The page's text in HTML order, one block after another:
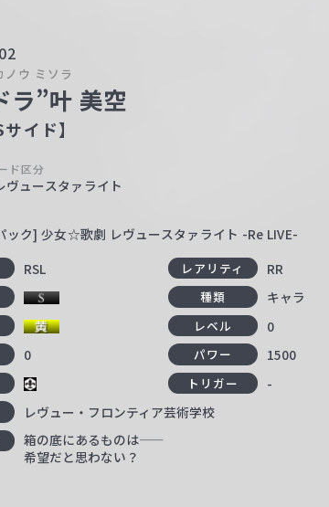
ウ ミソラ
ラ”叶 美空
イド】
ド区分
ュースタァライト
ック] 少女☆歌劇 レヴュースタァライト -Re LIVE-
RSL レアリティ RR
種類 キャラ
レベル 0
0 パワー 1500
トリガー -
レヴュー・フロンティア芸術学校
箱の底にあるものは――
希望だと思わない？